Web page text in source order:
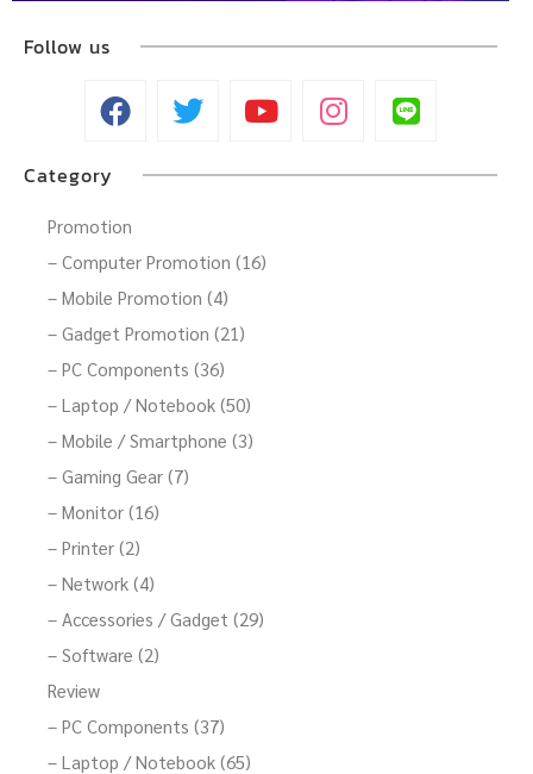
Follow us
Category
Promotion
– Computer Promotion (16)
– Mobile Promotion (4)
– Gadget Promotion (21)
– PC Components (36)
– Laptop / Notebook (50)
– Mobile / Smartphone (3)
– Gaming Gear (7)
– Monitor (16)
– Printer (2)
– Network (4)
– Accessories / Gadget (29)
– Software (2)
Review
– PC Components (37)
– Laptop / Notebook (65)